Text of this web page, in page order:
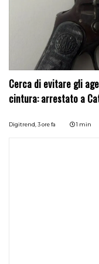
Cerca di evitare gli
cintura: arrestato a
Digitrend, 3 ore fa 1 min